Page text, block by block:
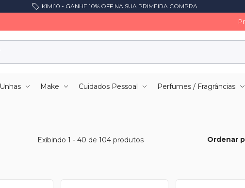
KIMI10 - GANHE 10% OFF NA SUA PRIMEIRA COMPRA
Unhas Make Cuidados Pessoal Perfumes / Fragrâncias
Exibindo 1 - 40 de 104 produtos Ordenar